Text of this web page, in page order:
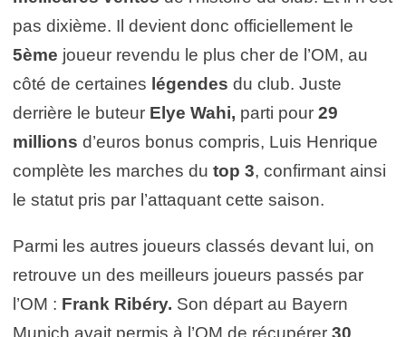
pas dixième. Il devient donc officiellement le
5ème joueur revendu le plus cher de l’OM, au
côté de certaines légendes du club. Juste
derrière le buteur Elye Wahi, parti pour 29
millions d’euros bonus compris, Luis Henrique
complète les marches du top 3, confirmant ainsi
le statut pris par l’attaquant cette saison.
Parmi les autres joueurs classés devant lui, on
retrouve un des meilleurs joueurs passés par
l’OM : Frank Ribéry. Son départ au Bayern
Munich avait permis à l’OM de récupérer 30